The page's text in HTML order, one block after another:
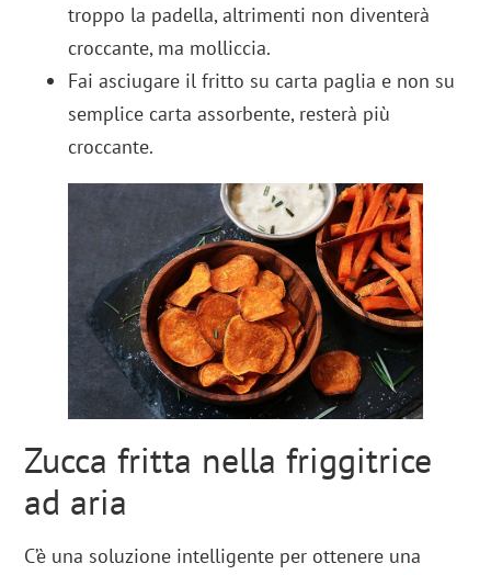
troppo la padella, altrimenti non diventerà
croccante, ma molliccia.
Fai asciugare il fritto su carta paglia e non su
semplice carta assorbente, resterà più
croccante.
Zucca fritta nella friggitrice
ad aria
C’è una soluzione intelligente per ottenere una